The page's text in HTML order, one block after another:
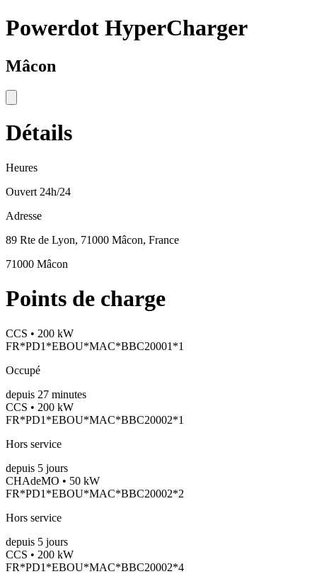
Powerdot HyperCharger
Mâcon
Détails
Heures
Ouvert 24h/24
Adresse
89 Rte de Lyon, 71000 Mâcon, France
71000 Mâcon
Points de charge
CCS • 200 kW
FR*PD1*EBOU*MAC*BBC20001*1
Occupé
depuis 27 minutes
CCS • 200 kW
FR*PD1*EBOU*MAC*BBC20002*1
Hors service
depuis 5 jours
CHAdeMO • 50 kW
FR*PD1*EBOU*MAC*BBC20002*2
Hors service
depuis 5 jours
CCS • 200 kW
FR*PD1*EBOU*MAC*BBC20002*4